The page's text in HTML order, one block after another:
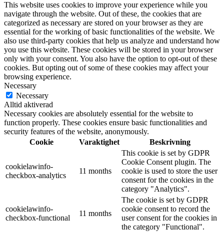
This website uses cookies to improve your experience while you
navigate through the website. Out of these, the cookies that are
categorized as necessary are stored on your browser as they are
essential for the working of basic functionalities of the website. We
also use third-party cookies that help us analyze and understand how
you use this website. These cookies will be stored in your browser
only with your consent. You also have the option to opt-out of these
cookies. But opting out of some of these cookies may affect your
browsing experience.
Necessary
Necessary
Alltid aktiverad
Necessary cookies are absolutely essential for the website to
function properly. These cookies ensure basic functionalities and
security features of the website, anonymously.
Cookie
Varaktighet Beskrivning
cookielawinfo-
checkbox-analytics
11 months
This cookie is set by GDPR
Cookie Consent plugin. The
cookie is used to store the user
consent for the cookies in the
category "Analytics".
cookielawinfo-
checkbox-functional
11 months
The cookie is set by GDPR
cookie consent to record the
user consent for the cookies in
the category "Functional".